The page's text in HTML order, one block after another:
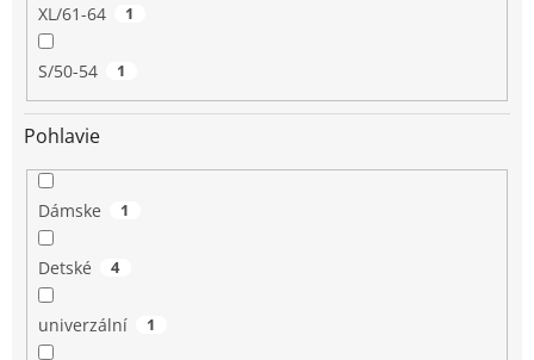
XL/61-64 1
S/50-54 1
Pohlavie
Dámske 1
Detské 4
univerzální 1